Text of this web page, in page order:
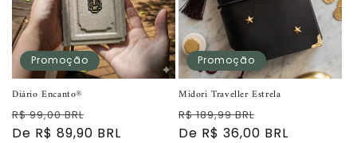
Promoção
Diário Encanto®
Preço
normal
R$ 99,00 BRL
promocional
De R$ 89,90 BRL
Promoção
Midori Traveller Estrela
Preço
normal
R$ 189,99 BRL
promocional
De R$ 36,00 BRL